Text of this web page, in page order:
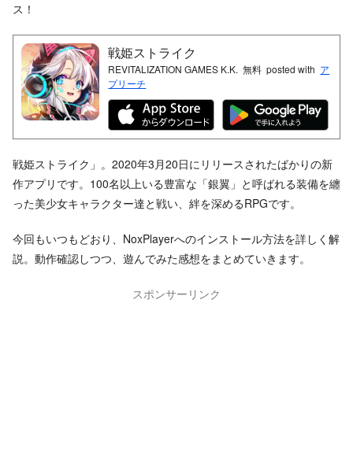
ス！
戦姫ストライク
REVITALIZATION GAMES K.K. 無料 posted with ア
プリーチ
戦姫ストライク」。2020年3月20日にリリースされたばかりの新
作アプリです。100名以上いる豊富な「銀翼」と呼ばれる装備を纏
った美少女キャラクター達と戦い、絆を深めるRPGです。
今回もいつもどおり、NoxPlayerへのインストール方法を詳しく解
説。動作確認しつつ、遊んでみた感想をまとめていきます。
スポンサーリンク